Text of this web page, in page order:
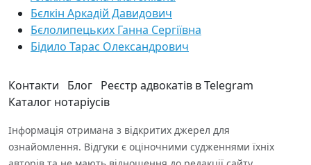
Бєлкін Аркадій Давидович
Бєлолипецьких Ганна Сергіївна
Бідило Тарас Олександрович
Контакти Блог Реєстр адвокатів в Telegram
Каталог нотаріусів
Інформація отримана з відкритих джерел для
ознайомлення. Відгуки є оціночними судженнями їхніх